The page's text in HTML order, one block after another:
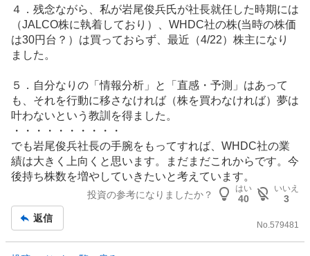
４．残念ながら、私が岩尾俊兵氏が社長就任した時期には
（JALCO株に執着しており）、WHDC社の株(当時の株価
は30円台？）は買っておらず、最近（4/22）株主になり
ました。
５．自分なりの「情報分析」と「直感・予測」はあって
も、それを行動に移さなければ（株を買わなければ）夢は
叶わないという教訓を得ました。
・・・・・・・・・・
でも岩尾俊兵社長の手腕をもってすれば、WHDC社の業
績は大きく上向くと思います。まだまだこれからです。今
後持ち株数を増やしていきたいと考えています。
投資の参考になりましたか？
はい
40
いいえ
3
返信
No.579481